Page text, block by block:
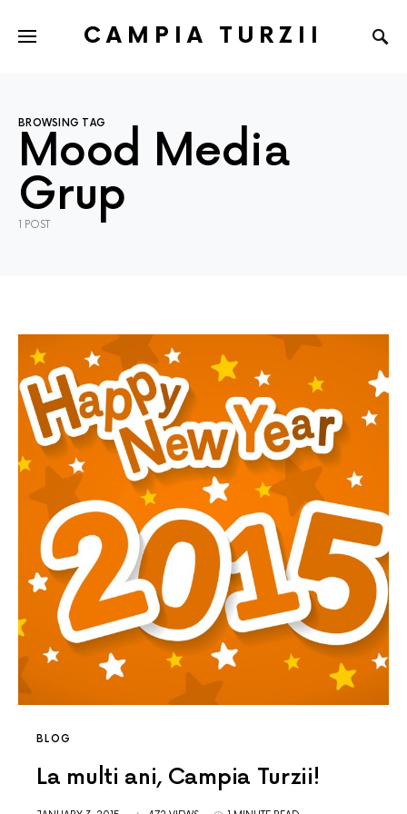
CAMPIA TURZII
BROWSING TAG
Mood Media
Grup
1 POST
BLOG
La multi ani, Campia Turzii!